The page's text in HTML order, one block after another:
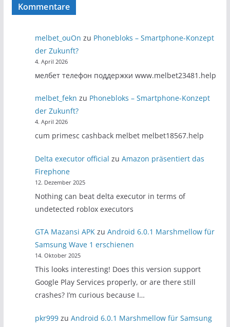
Kommentare
melbet_ouOn zu Phonebloks – Smartphone-Konzept
der Zukunft?
4. April 2026
мелбет телефон поддержки www.melbet23481.help
melbet_fekn zu Phonebloks – Smartphone-Konzept
der Zukunft?
4. April 2026
cum primesc cashback melbet melbet18567.help
Delta executor official zuAmazon präsentiert das
Firephone
12. Dezember 2025
Nothing can beat delta executor in terms of
undetected roblox executors
GTA Mazansi APK zuAndroid 6.0.1 Marshmellow für
Samsung Wave 1 erschienen
14. Oktober 2025
This looks interesting! Does this version support
Google Play Services properly, or are there still
crashes? I’m curious because I…
pkr999 zuAndroid 6.0.1 Marshmellow für Samsung